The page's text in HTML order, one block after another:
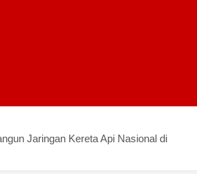
Jaringan Kereta Api Nasional di